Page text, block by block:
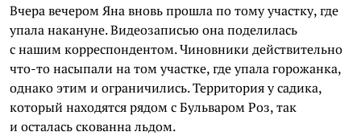
Вчера вечером Яна вновь прошла по тому участку, где
упала накануне. Видеозаписью она поделилась
с нашим корреспондентом. Чиновники действительно
что-то насыпали на том участке, где упала горожанка,
однако этим и ограничились. Территория у садика,
который находятся рядом с Бульваром Роз, так
и осталась скованна льдом.